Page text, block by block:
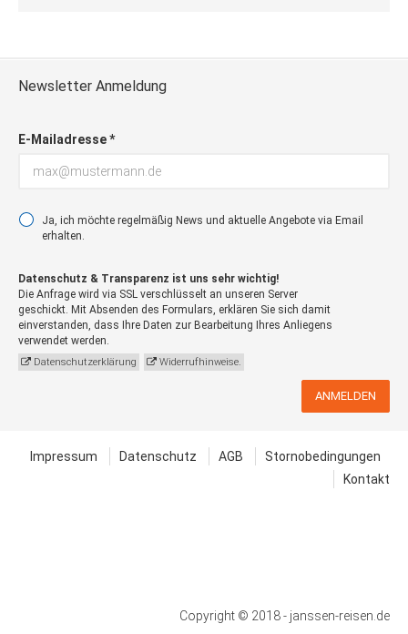
Newsletter Anmeldung
E-Mailadresse *
Ja, ich möchte regelmäßig News und aktuelle Angebote via Email
erhalten.
Datenschutz & Transparenz ist uns sehr wichtig!
Die Anfrage wird via SSL verschlüsselt an unseren Server
geschickt. Mit Absenden des Formulars, erklären Sie sich damit
einverstanden, dass Ihre Daten zur Bearbeitung Ihres Anliegens
verwendet werden.
Datenschutzerklärung Widerrufhinweise.
ANMELDEN
Impressum Datenschutz AGB
Stornobedingungen
Kontakt
Copyright © 2018 - janssen-reisen.de